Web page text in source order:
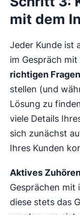
mit dem
Jeder Kunde ist
im Gespräch
richtigen
stellen (und
Lösung zu
viele Details
sich zunächst
Ihres Kunden
Aktives
Gesprächen mit
diese stets das